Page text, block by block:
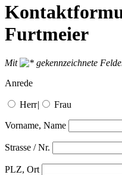
Furtmeier
Mit
gekennzeichnete
Anrede
Herr| Frau
Vorname, Name
Strasse / Nr.
PLZ, Ort